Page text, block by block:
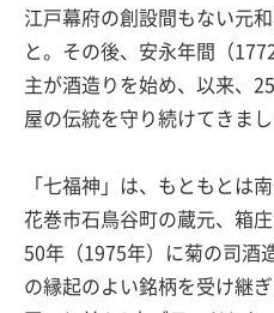
江戸幕府の創設間もない元
と。その後、安永年間（
主が酒造りを始め、以来、
屋の伝統を守り続けてきまし
「七福神」は、もともとは
花巻市石鳥谷町の蔵元、箱
50年（1975年）に菊の司酒
の縁起のよい銘柄を受け継